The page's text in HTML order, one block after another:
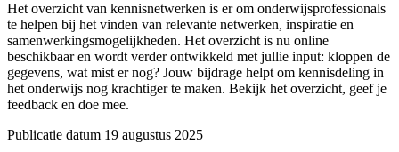
Het overzicht van kennisnetwerken is er om onderwijsprofessionals
te helpen bij het vinden van relevante netwerken, inspiratie en
samenwerkingsmogelijkheden. Het overzicht is nu online
beschikbaar en wordt verder ontwikkeld met jullie input: kloppen de
gegevens, wat mist er nog? Jouw bijdrage helpt om kennisdeling in
het onderwijs nog krachtiger te maken. Bekijk het overzicht, geef je
feedback en doe mee.
Publicatie datum 19 augustus 2025